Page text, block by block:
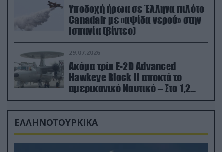
Υποδοχή ήρωα σε Έλληνα πιλότο
Canadair με «αψίδα νερού» στην
Ισπανία (βίντεο)
29.07.2026
Ακόμα τρία E-2D Advanced
Hawkeye Block II αποκτά το
αμερικανικό Ναυτικό – Στο 1,2
δισ.δολάρια το κόστος
ΕΛΛΗΝΟΤΟΥΡΚΙΚΑ